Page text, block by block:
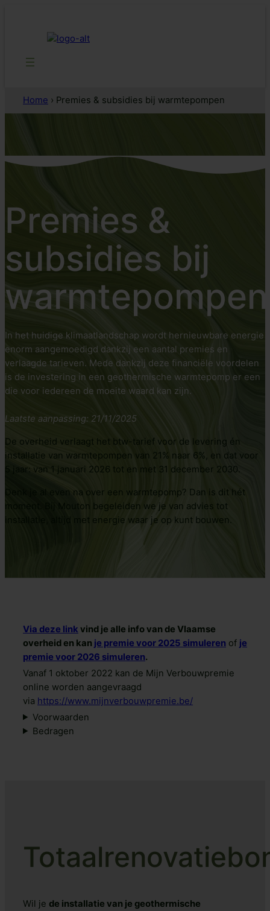
Home › Premies & subsidies bij warmtepompen
Premies &
subsidies bij
warmtepompen
In het huidige klimaatlandschap wordt hernieuwbare energie
enorm aangemoedigd dankzij een aantal premies en
verlaagde tarieven. Mede dankzij deze financiële voordelen
is de investering in een geothermische warmtepomp er een
die voor iedereen de moeite waard kan zijn.
Laatste aanpassing: 21/11/2025
De overheid verlaagt het btw-tarief voor de levering én
installatie van warmtepompen van 21% naar 6%, en dat voor
5 jaar: van 1 januari 2026 tot en met 31 december 2030.
Denk je al even na over een warmtepomp? Dan is dit hét
moment. Bij Mouton begeleiden we je van advies tot
installatie, altijd met energie waar je op kunt bouwen.
Via deze link vind je alle info van de Vlaamse
overheid en kan je premie voor 2025 simuleren of je
premie voor 2026 simuleren.
Vanaf 1 oktober 2022 kan de Mijn Verbouwpremie
online worden aangevraagd
via https://www.mijnverbouwpremie.be/
Voorwaarden
Bedragen
Wil je de installatie van je geothermische